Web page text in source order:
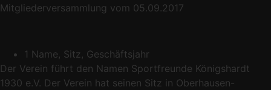
Mitgliederversammlung vom 05.09.2017
1 Name, Sitz, Geschäftsjahr
Der Verein führt den Namen Sportfreunde Königshardt
1930 e.V. Der Verein hat seinen Sitz in Oberhausen-